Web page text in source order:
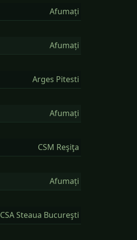
Afumați
Afumați
Arges Pitesti
Afumați
CSM Reşiţa
Afumați
CSA Steaua Bucureşti